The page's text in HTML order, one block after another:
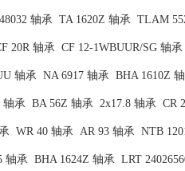
轴承 TA 1620Z 轴承 TLAM
20R 轴承 CF 12-1WBUUR/SG 轴承
轴承 NA 6917 轴承 BHA 1610Z
轴承 BA 56Z 轴承 2x17.8 轴承 CR
WR 40 轴承 AR 93 轴承 NTB
轴承 BHA 1624Z 轴承 LRT